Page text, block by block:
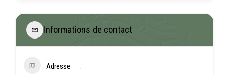
Informations de contact
Adresse